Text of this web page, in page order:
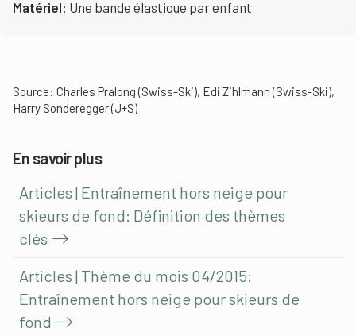
Matériel: Une bande élastique par enfant
Source: Charles Pralong (Swiss-Ski), Edi Zihlmann (Swiss-Ski),
Harry Sonderegger (J+S)
En savoir plus
Articles | Entraînement hors neige pour
skieurs de fond: Définition des thèmes
clés
Articles | Thème du mois 04/2015:
Entraînement hors neige pour skieurs de
fond